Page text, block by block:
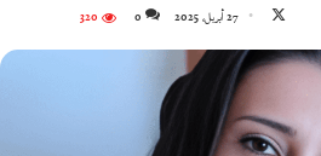
على
X
27 أبريل، 2025 0
320